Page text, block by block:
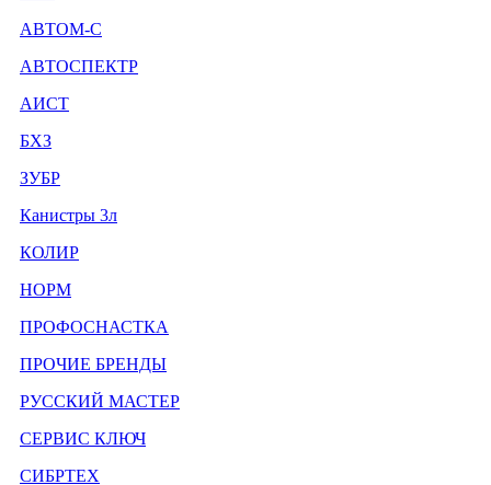
АВТОМ-С
АВТОСПЕКТР
АИСТ
БХЗ
ЗУБР
Канистры 3л
КОЛИР
НОРМ
ПРОФОСНАСТКА
ПРОЧИЕ БРЕНДЫ
РУССКИЙ МАСТЕР
СЕРВИС КЛЮЧ
СИБРТЕХ